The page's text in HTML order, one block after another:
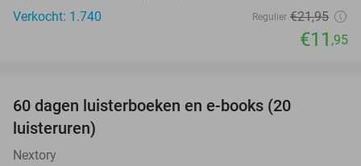
Verkocht: 1.740
Regulier €21,95
€11 ,95
60 dagen luisterboeken en e-books (20
luisteruren)
Nextory